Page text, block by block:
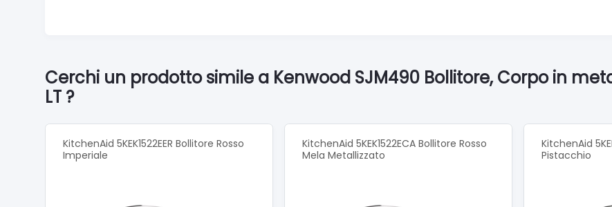
Cerchi un prodotto simile a Kenwood SJM490 Bollitore, Corpo in
LT ?
KitchenAid 5KEK1522EER Bollitore Rosso
Imperiale
KitchenAid 5KEK1522ECA Bollitore Rosso
Mela Metallizzato
KitchenAid
Pistacchio